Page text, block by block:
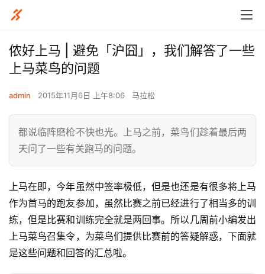
侬好上马 | 避免「沪囧」，我们解答了一些
上马菜鸟的问题
admin 2015年11月6日 上午8:06 马拉松
都说临阵磨枪不快也光。上马之前，菜鸟们趁着最后两
天问了一些有关跑马的问题。
上马在即，今年虽然中签率极低，但是也还是有很多将上马
作为首马的跑友参加，虽然比赛之前已经进行了相当多的训
练，但是比赛和训练完全就是两回事。所以几周前小编发出
上马菜鸟召集令，为菜鸟们提供比赛前的答疑解惑，下面就
是这些问题和回答的汇总啦。